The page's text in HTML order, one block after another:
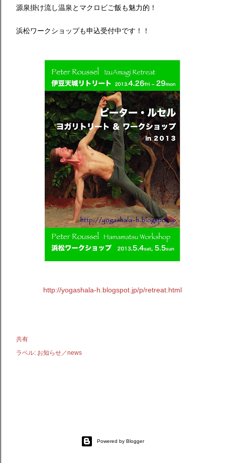
源泉掛け流し温泉とマクロビご飯も魅力的！
浜松ワークショップも申込受付中です！！
http://yogashala-h.blogspot.jp/p/retreat.html
共有
ラベル: お知らせ／news
Powered by Blogger